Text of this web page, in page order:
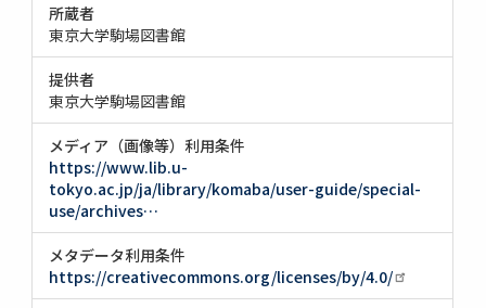
所蔵者
東京大学駒場図書館
提供者
東京大学駒場図書館
メディア（画像等）利用条件
https://www.lib.u-
tokyo.ac.jp/ja/library/komaba/user-guide/special-
use/archives…
メタデータ利用条件
https://creativecommons.org/licenses/by/4.0/